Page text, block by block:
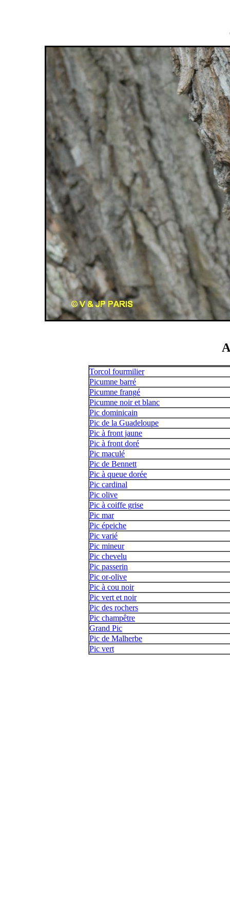
Torcol fourmilier
Picumne barré
Picumne frangé
Picumne noir et blanc
Pic dominicain
Pic de la Guadeloupe
Pic à front jaune
Pic à front doré
Pic maculé
Pic de Bennett
Pic à queue dorée
Pic cardinal
Pic olive
Pic à coiffe grise
Pic mar
Pic épeiche
Pic varié
Pic mineur
Pic chevelu
Pic passerin
Pic or-olive
Pic à cou noir
Pic vert et noir
Pic des rochers
Pic champêtre
Grand Pic
Pic de Malherbe
Pic vert